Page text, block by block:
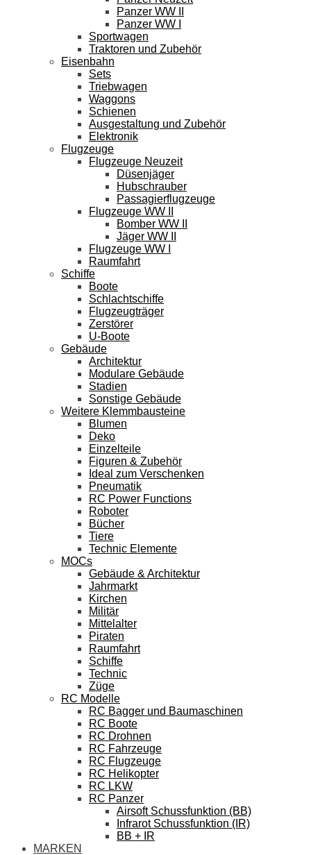
Panzer WW II
Panzer WW I
Sportwagen
Traktoren und Zubehör
Eisenbahn
Sets
Triebwagen
Waggons
Schienen
Ausgestaltung und Zubehör
Elektronik
Flugzeuge
Flugzeuge Neuzeit
Düsenjäger
Hubschrauber
Passagierflugzeuge
Flugzeuge WW II
Bomber WW II
Jäger WW II
Flugzeuge WW I
Raumfahrt
Schiffe
Boote
Schlachtschiffe
Flugzeugträger
Zerstörer
U-Boote
Gebäude
Architektur
Modulare Gebäude
Stadien
Sonstige Gebäude
Weitere Klemmbausteine
Blumen
Deko
Einzelteile
Figuren & Zubehör
Ideal zum Verschenken
Pneumatik
RC Power Functions
Roboter
Bücher
Tiere
Technic Elemente
MOCs
Gebäude & Architektur
Jahrmarkt
Kirchen
Militär
Mittelalter
Piraten
Raumfahrt
Schiffe
Technic
Züge
RC Modelle
RC Bagger und Baumaschinen
RC Boote
RC Drohnen
RC Fahrzeuge
RC Flugzeuge
RC Helikopter
RC LKW
RC Panzer
Airsoft Schussfunktion (BB)
Infrarot Schussfunktion (IR)
BB + IR
MARKEN